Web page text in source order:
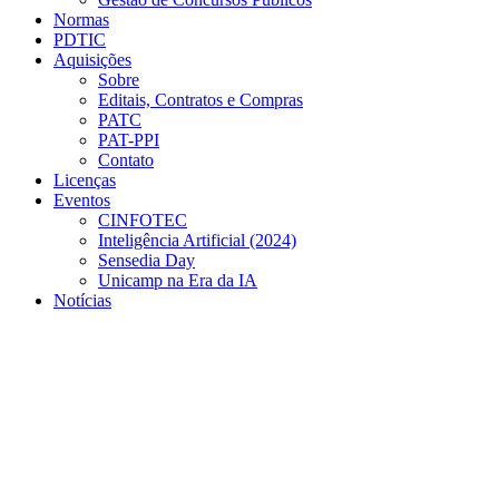
Normas
PDTIC
Aquisições
Sobre
Editais, Contratos e Compras
PATC
PAT-PPI
Contato
Licenças
Eventos
CINFOTEC
Inteligência Artificial (2024)
Sensedia Day
Unicamp na Era da IA
Notícias